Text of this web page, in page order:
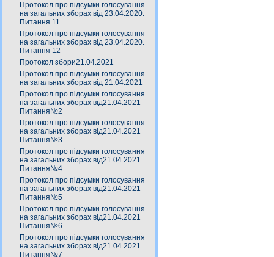
Протокол про підсумки голосування
на загальних зборах від 23.04.2020.
Питання 11
Протокол про підсумки голосування
на загальних зборах від 23.04.2020.
Питання 12
Протокол збори21.04.2021
Протокол про підсумки голосування
на загальних зборах від 21.04.2021
Протокол про підсумки голосування
на загальних зборах від21.04.2021
Питання№2
Протокол про підсумки голосування
на загальних зборах від21.04.2021
Питання№3
Протокол про підсумки голосування
на загальних зборах від21.04.2021
Питання№4
Протокол про підсумки голосування
на загальних зборах від21.04.2021
Питання№5
Протокол про підсумки голосування
на загальних зборах від21.04.2021
Питання№6
Протокол про підсумки голосування
на загальних зборах від21.04.2021
Питання№7